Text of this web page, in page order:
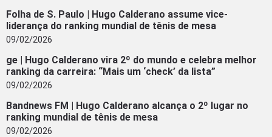
Folha de S. Paulo | Hugo Calderano assume vice-
liderança do ranking mundial de tênis de mesa
09/02/2026
ge | Hugo Calderano vira 2º do mundo e celebra melhor
ranking da carreira: “Mais um ‘check’ da lista”
09/02/2026
Bandnews FM | Hugo Calderano alcança o 2º lugar no
ranking mundial de tênis de mesa
09/02/2026